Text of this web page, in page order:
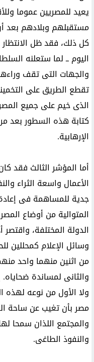
يعيد للمصريين عموما
مستقبلهم وبلادهم بعد
كل ذلك، فقد ظل
اليوم ــ لما ستعلنه
والجهات التى تقف
تقطع الطريق على
الذى خيم على جميع
كتابة هذه السطور بعد
الإرهابية.
أما المؤشر الثالث فقد
الأعمال واسعة الثراء
جدية للمساهمة فى
المتوالية من أوضاع
الدولة المختلفة،
وسائل الإعلام كمحللين
من اثنين منهما واحد
والثانى لمساندة
ولا الأول من نوعه لهذه
مصر بأن تغيب عن ساحة
والمجتمع اللذان سمحا
والنفوذ الطاغى.